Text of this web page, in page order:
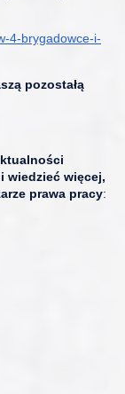
4-brygadowce-i-
pozostałą
wiedzieć więcej,
prawa pracy: